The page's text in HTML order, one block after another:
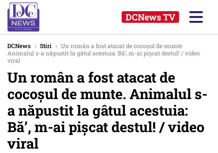
DCNews TV
DCNews › Stiri › Un român a fost atacat de cocoșul de munte.
Animalul s-a năpustit la gâtul acestuia: Bă’, m-ai pișcat destul! / video
viral
Un român a fost atacat de
cocoșul de munte. Animalul s-
a năpustit la gâtul acestuia:
Bă’, m-ai pișcat destul! / video
viral